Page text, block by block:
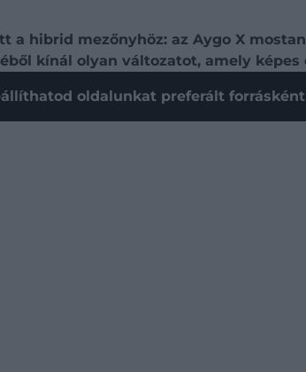
a hibrid mezőnyhöz: az Aygo X
kínál olyan változatot, amely
oldalunkat preferált forrásként